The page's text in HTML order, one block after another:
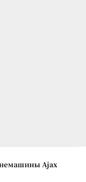
Ajax